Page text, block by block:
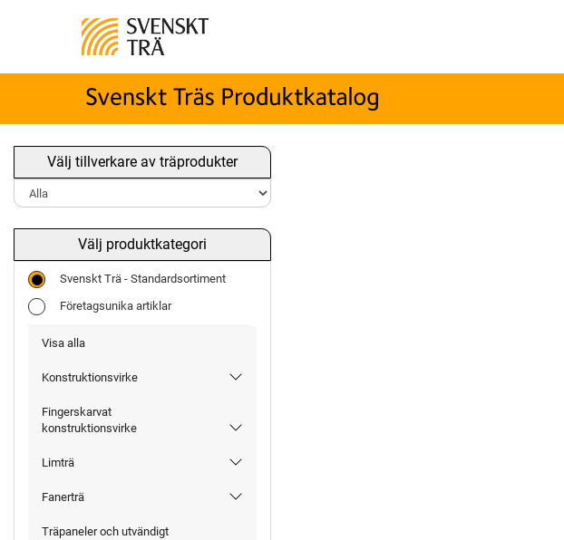
Välj tillverkare av träprodukter
Välj produktkategori
Svenskt Trä - Standardsortiment
Företagsunika artiklar
Visa alla
Konstruktionsvirke
Fingerskarvat
konstruktionsvirke
Limträ
Fanerträ
Träpaneler och utvändigt